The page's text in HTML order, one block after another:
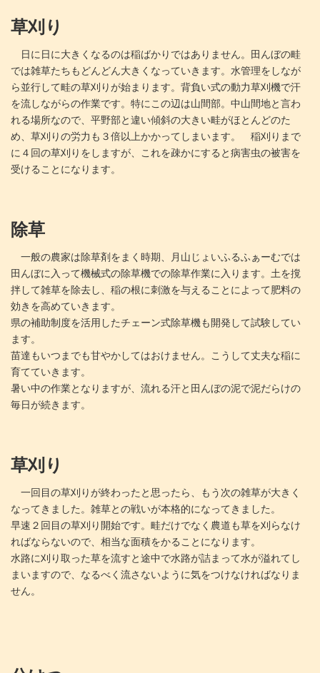
草刈り
日に日に大きくなるのは稲ばかりではありません。田んぼの畦
では雑草たちもどんどん大きくなっていきます。水管理をしなが
ら並行して畦の草刈りが始まります。背負い式の動力草刈機で汗
を流しながらの作業です。特にこの辺は山間部。中山間地と言わ
れる場所なので、平野部と違い傾斜の大きい畦がほとんどのた
め、草刈りの労力も３倍以上かかってしまいます。 稲刈りまで
に４回の草刈りをしますが、これを疎かにすると病害虫の被害を
受けることになります。
除草
一般の農家は除草剤をまく時期、月山じょいふるふぁーむでは
田んぼに入って機械式の除草機での除草作業に入ります。土を撹
拌して雑草を除去し、稲の根に刺激を与えることによって肥料の
効きを高めていきます。
県の補助制度を活用したチェーン式除草機も開発して試験してい
ます。
苗達もいつまでも甘やかしてはおけません。こうして丈夫な稲に
育てていきます。
暑い中の作業となりますが、流れる汗と田んぼの泥で泥だらけの
毎日が続きます。
草刈り
一回目の草刈りが終わったと思ったら、もう次の雑草が大きく
なってきました。雑草との戦いが本格的になってきました。
早速２回目の草刈り開始です。畦だけでなく農道も草を刈らなけ
ればならないので、相当な面積をかることになります。
水路に刈り取った草を流すと途中で水路が詰まって水が溢れてし
まいますので、なるべく流さないように気をつけなければなりま
せん。